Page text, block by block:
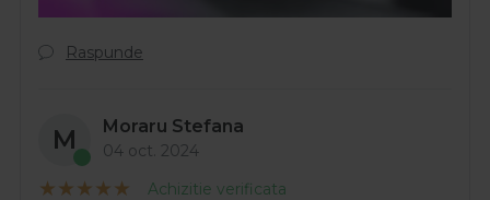
Raspunde
M Moraru Stefana
04 oct. 2024
Achizitie verificata